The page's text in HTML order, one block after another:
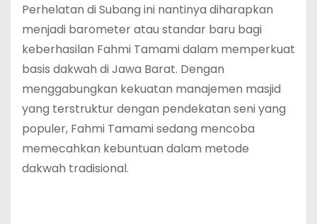
Perhelatan di Subang ini nantinya diharapkan
menjadi barometer atau standar baru bagi
keberhasilan Fahmi Tamami dalam memperkuat
basis dakwah di Jawa Barat. Dengan
menggabungkan kekuatan manajemen masjid
yang terstruktur dengan pendekatan seni yang
populer, Fahmi Tamami sedang mencoba
memecahkan kebuntuan dalam metode
dakwah tradisional.